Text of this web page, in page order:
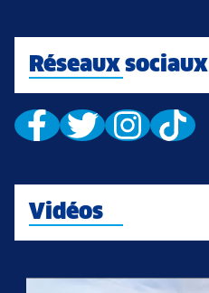
Réseaux sociaux
Vidéos